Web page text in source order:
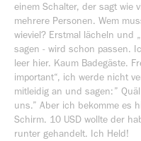
einem Schalter, der sagt wie
mehrere Personen. Wem
wieviel? Erstmal lächeln und
sagen - wird schon passen.
leer hier. Kaum Badegäste.
important“, ich werde nicht
mitleidig an und sagen:”
uns.” Aber ich bekomme es
Schirm. 10 USD wollte der
runter gehandelt. Ich Held!